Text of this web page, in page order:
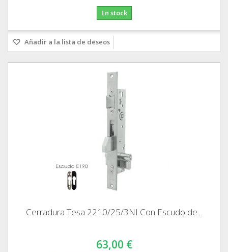
En stock
Añadir a la lista de deseos
Cerradura Tesa 2210/25/3NI Con Escudo de...
63,00 €